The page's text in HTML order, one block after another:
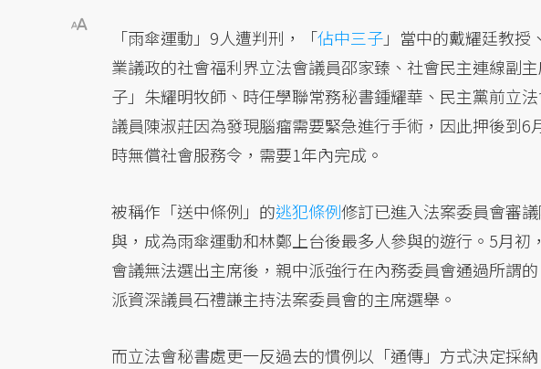
「雨傘運動」9人遭判刑，「佔中三子」當中的戴耀廷教
業議政的社會福利界立法會議員邵家臻、社會民主連線副
子」朱耀明牧師、時任學聯常務秘書鍾耀華、民主黨前立
議員陳淑莊因為發現腦瘤需要緊急進行手術，因此押後到
時無償社會服務令，需要1年內完成。
被稱作「送中條例」的逃犯條例修訂已進入法案委員會審
與，成為雨傘運動和林鄭上台後最多人參與的遊行。5月
會議無法選出主席後，親中派強行在內務委員會通過所謂
派資深議員石禮謙主持法案委員會的主席選舉。
而立法會秘書處更一反過去的慣例以「通傳」方式決定採